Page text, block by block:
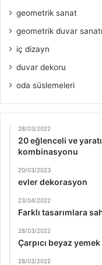
geometrik sanat
geometrik duvar sanatı
iç dizayn
duvar dekoru
oda süslemeleri
28/03/2022
20 eğlenceli ve
kombinasyonu
20/03/2023
evler dekorasyon
23/04/2022
Farklı tasarımlara
28/03/2022
Çarpıcı beyaz
28/03/2022